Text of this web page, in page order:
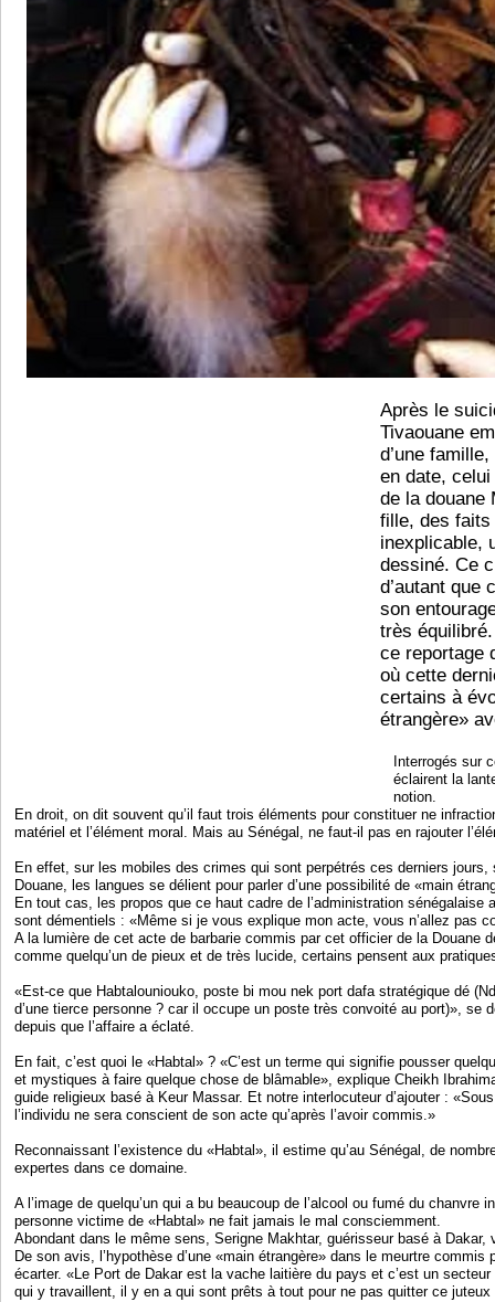
Après le
Tivaouane
d’une
en date,
de la douane
fille, des
inexplicable,
dessiné. Ce
d’autant que
son
très
ce reportage
où cette
certains à
étrangère»
Interrogés sur
éclairent la
notion.
En droit, on dit souvent qu’il faut trois éléments pour constituer ne
matériel et l’élément moral. Mais au Sénégal, ne faut-il pas en rajouter
En effet, sur les mobiles des crimes qui sont perpétrés ces derniers
Douane, les langues se délient pour parler d’une possibilité de «main
En tout cas, les propos que ce haut cadre de l’administration sénégalaise
sont démentiels : «Même si je vous explique mon acte, vous n’allez pas
A la lumière de cet acte de barbarie commis par cet officier de la Douane
comme quelqu’un de pieux et de très lucide, certains pensent aux
«Est-ce que Habtalouniouko, poste bi mou nek port dafa stratégique dé
d’une tierce personne ? car il occupe un poste très convoité au port)», se
depuis que l’affaire a éclaté.
En fait, c’est quoi le «Habtal» ? «C’est un terme qui signifie pousser
et mystiques à faire quelque chose de blâmable», explique Cheikh
guide religieux basé à Keur Massar. Et notre interlocuteur d’ajouter :
l’individu ne sera conscient de son acte qu’après l’avoir commis.»
Reconnaissant l’existence du «Habtal», il estime qu’au Sénégal, de
expertes dans ce domaine.
A l’image de quelqu’un qui a bu beaucoup de l’alcool ou fumé du chanvre
personne victime de «Habtal» ne fait jamais le mal consciemment.
Abondant dans le même sens, Serigne Makhtar, guérisseur basé à
De son avis, l’hypothèse d’une «main étrangère» dans le meurtre commis
écarter. «Le Port de Dakar est la vache laitière du pays et c’est un
qui y travaillent, il y en a qui sont prêts à tout pour ne pas quitter ce